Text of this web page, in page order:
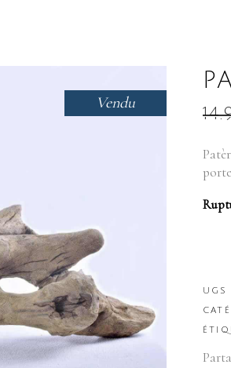
Vendu
UGS